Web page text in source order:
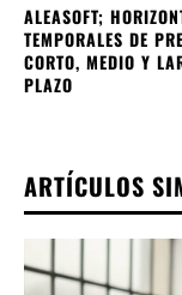
ALEASOFT;
TEMPORALES DE
CORTO, MEDIO Y
PLAZO
ARTÍCULOS